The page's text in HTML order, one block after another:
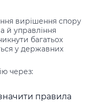
вирішення спору
й управління
багатьох
у державних
через:
правила